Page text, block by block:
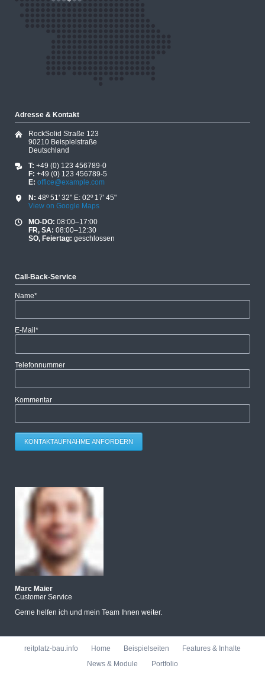
Adresse & Kontakt
RockSolid Straße 123
90210 Beispielstraße
Deutschland
T: +49 (0) 123 456789-0
F: +49 (0) 123 456789-5
E: office@example.com
N: 48º 51' 32" E: 02º 17' 45"
View on Google Maps
MO-DO: 08:00–17:00
FR, SA: 08:00–12:30
SO, Feiertag: geschlossen
Call-Back-Service
Pflichtfeld
Name*
Pflichtfeld
E-Mail *
Telefonnummer
Kommentar
KONTAKTAUFNAHME ANFORDERN
Marc Maier
Customer Service
Gerne helfen ich und mein Team Ihnen weiter.
Navigation
überspringen
reitplatz-bau.info Home Beispielseiten
Features & Inhalte
News & Module
Portfolio